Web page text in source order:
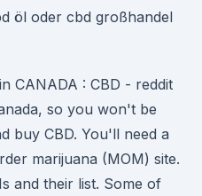
öl oder cbd großhandel
CANADA : CBD - reddit
so you won't be
buy CBD. You'll need a
marijuana (MOM) site.
and their list. Some of